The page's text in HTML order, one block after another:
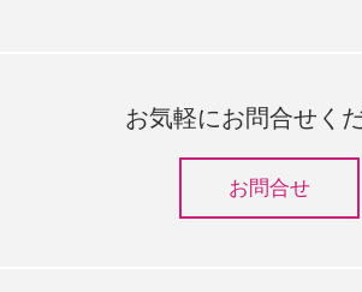
お気軽にお問合せく
お問合せ